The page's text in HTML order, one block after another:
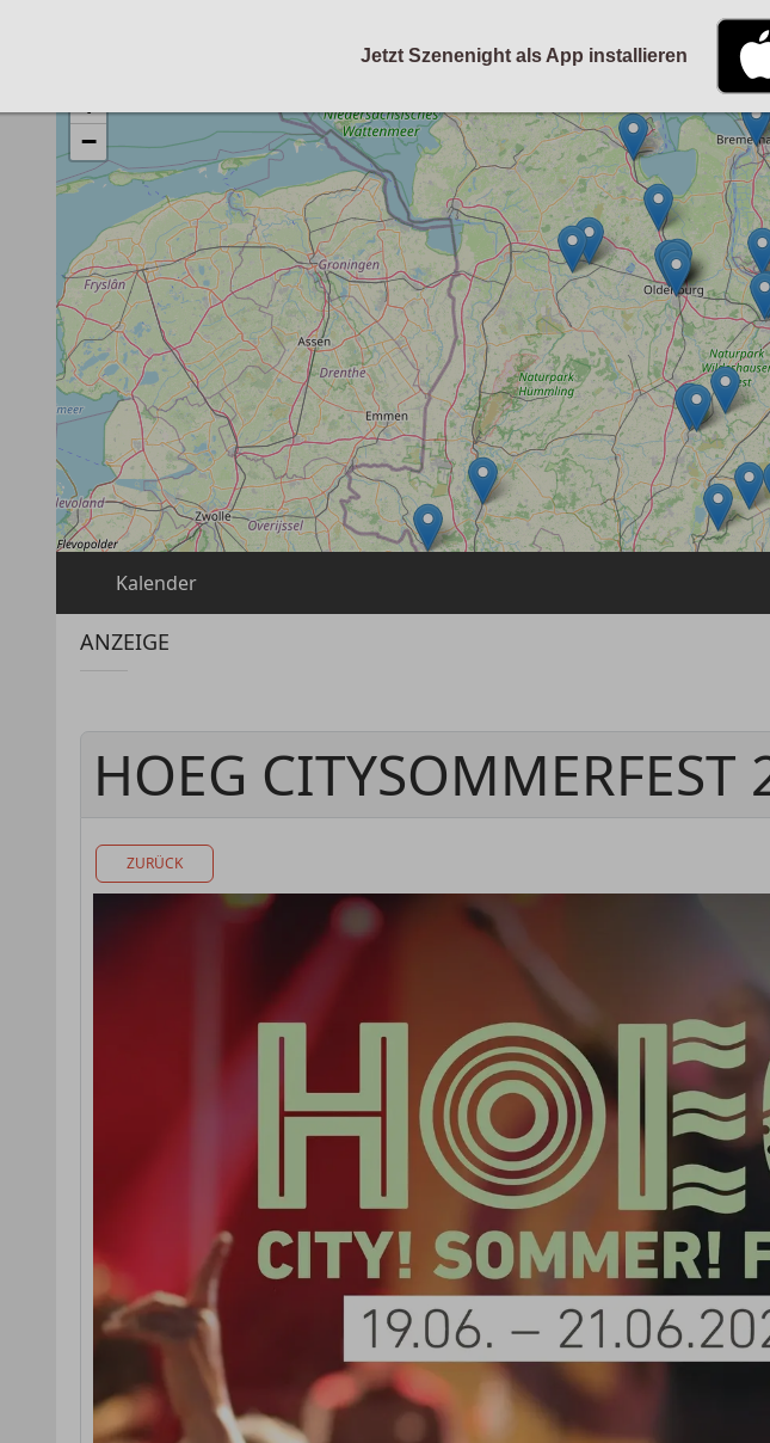
+
−
Kalender
ANZEIGE
HOEG CITYSOMMERFEST
ZURÜCK
Angemeldet bleiben
Registrieren
Benutzername vergessen
Passwort vergessen
Jetzt Szenenight als App installieren